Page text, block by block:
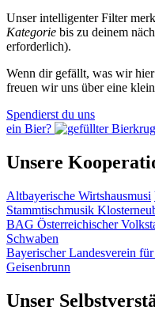
Unser intelligenter Filter
Kategorie bis zu deinem
erforderlich).
Wenn dir gefällt, was wir
freuen wir uns über eine
Spendierst du uns
ein Bier?
Unsere
Altbayerische Wirtshausmusi
Stammtischmusik
BAG Österreichischer
Schwaben
Bayerischer Landesverein
Geisenbrunn
Unser